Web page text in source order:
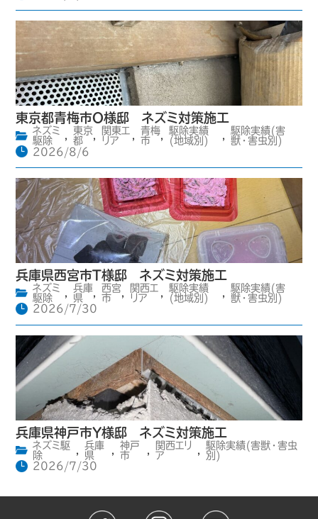
東京都青梅市O様邸 ネズミ対策施工
ネズミ
駆除
,
東京
都
,
関東エ
リア
,
青梅
市
,
駆除実績
(地域別)
,
駆除実績(害
獣・害虫別)
2026/8/6
兵庫県西宮市T様邸 ネズミ対策施工
ネズミ
駆除
,
兵庫
県
,
西宮
市
,
関西エ
リア
,
駆除実績
(地域別)
,
駆除実績(害
獣・害虫別)
2026/7/30
兵庫県神戸市Y様邸 ネズミ対策施工
ネズミ駆
除
,
兵庫
県
,
神戸
市
,
関西エリ
ア
,
駆除実績(害獣・害虫
別)
2026/7/30